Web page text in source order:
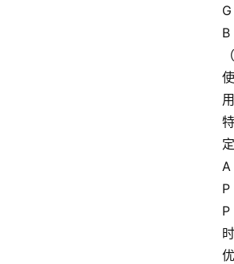
G
B
（
使
用
特
定
A
P
P
时
优